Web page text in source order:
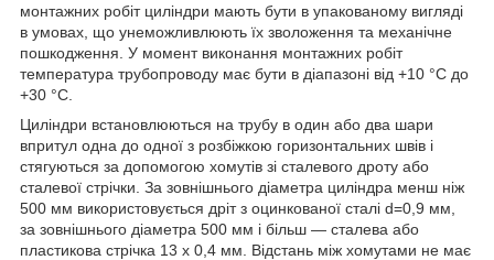
монтажних робіт циліндри мають бути в упакованому вигляді
в умовах, що унеможливлюють їх зволоження та механічне
пошкодження. У момент виконання монтажних робіт
температура трубопроводу має бути в діапазоні від +10 °C до
+30 °C.
Циліндри встановлюються на трубу в один або два шари
впритул одна до одної з розбіжкою горизонтальних швів і
стягуються за допомогою хомутів зі сталевого дроту або
сталевої стрічки. За зовнішнього діаметра циліндра менш ніж
500 мм використовується дріт з оцинкованої сталі d=0,9 мм,
за зовнішнього діаметра 500 мм і більш — сталева або
пластикова стрічка 13 х 0,4 мм. Відстань між хомутами не має